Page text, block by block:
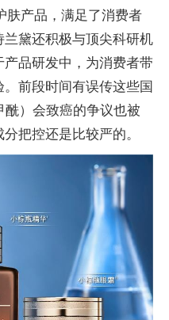
肤产品，满足了消费者
黛还积极与顶尖科研机
品研发中，为消费者带
前段时间有误传这些国
酰）会致癌的争议也被
把控还是比较严的。